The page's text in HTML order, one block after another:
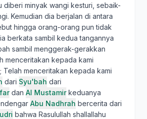
diberi minyak wangi kesturi, sebaik-
Kemudian dia berjalan di antara
hingga orang-orang pun tidak
berkata sambil kedua tangannya
sambil menggerak-gerakkan
menceritakan kepada kami
; Telah menceritakan kepada kami
dari Syu'bah dari
dan Al Mustamirkeduanya
Abu Nadhrah bercerita dari
bahwa Rasulullah shallallahu